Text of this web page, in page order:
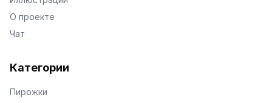
О проекте
Чат
Категории
Пирожки